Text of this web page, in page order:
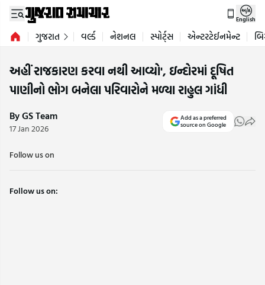
English
ગુજરાત વર્લ્ડ નેશનલ સ્પોર્ટ્સ એન્ટરટેઈનમેન્ટ
અહીં રાજકારણ કરવા નથી આવ્યો', ઇન્દોરમાં દૂષિત
પાણીનો ભોગ બનેલા પરિવારોને મળ્યા રાહુલ ગાંધી
By GS Team
17 Jan 2026
Add as a preferred
source on Google
Follow us on
Follow us on: